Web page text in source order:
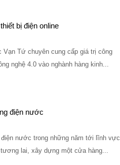
bị điện online
Vạn Tứ chuyên cung cấp giá trị công
nghệ 4.0 vào nghành hàng kinh...
điện nước
nước trong những năm tới lĩnh vực
lai, xây dựng một cửa hàng...